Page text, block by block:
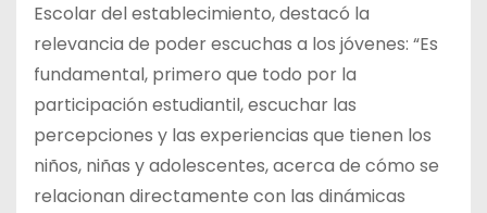
Escolar del establecimiento, destacó la
relevancia de poder escuchas a los jóvenes: “Es
fundamental, primero que todo por la
participación estudiantil, escuchar las
percepciones y las experiencias que tienen los
niños, niñas y adolescentes, acerca de cómo se
relacionan directamente con las dinámicas